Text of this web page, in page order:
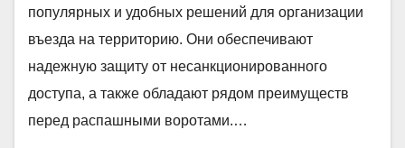
популярных и удобных решений для организации
въезда на территорию. Они обеспечивают
надежную защиту от несанкционированного
доступа, а также обладают рядом преимуществ
перед распашными воротами.…